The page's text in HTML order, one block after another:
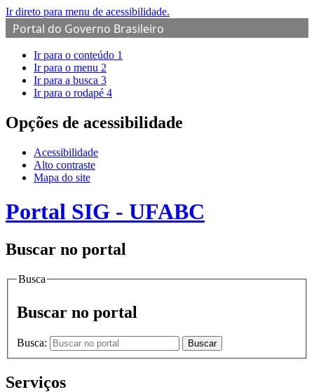
Ir direto para menu de acessibilidade.
Portal do Governo Brasileiro
Ir para o conteúdo 1
Ir para o menu 2
Ir para a busca 3
Ir para o rodapé 4
Opções de acessibilidade
Acessibilidade
Alto contraste
Mapa do site
Portal SIG - UFABC
Buscar no portal
Busca
Buscar no portal
Busca: Buscar
Serviços